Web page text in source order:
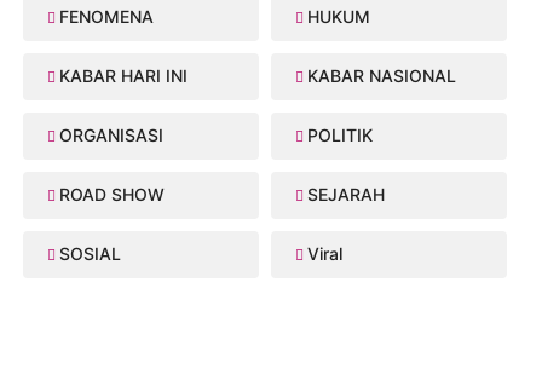
FENOMENA HUKUM
KABAR HARI INI KABAR NASIONAL
ORGANISASI POLITIK
ROAD SHOW SEJARAH
SOSIAL Viral